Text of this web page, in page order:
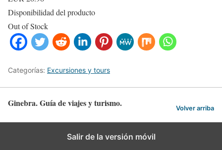
Disponibilidad del producto
Out of Stock
Categorías: Excursiones y tours
Ginebra. Guía de viajes y turismo. Volver arriba
Salir de la versión móvil